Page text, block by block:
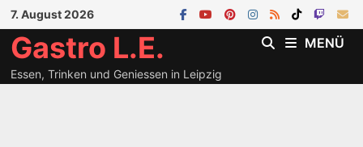
Zum
Inhalt
springen
7. August 2026
Gastro L.E.
Essen, Trinken und Geniessen in Leipzig
MENÜ